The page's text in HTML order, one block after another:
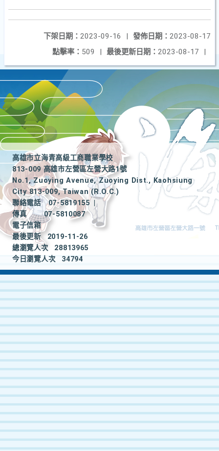
發佈日期： 2023-08-17
下架日期： 2023-09-16
|
最後更新日期： 2023-08-17 |
點擊率： 509 |
高雄市立海青高級工商職業學校
813-009 高雄市左營區左營大路1號
No.1, Zuoying Avenue, Zuoying Dist., Kaohsiung
City 813-009, Taiwan (R.O.C.)
聯絡電話
07-5819155
|
傳真
07-5810087
電子信箱
最後更新
2019-11-26
總瀏覽人次
28813965
今日瀏覽人次
34794